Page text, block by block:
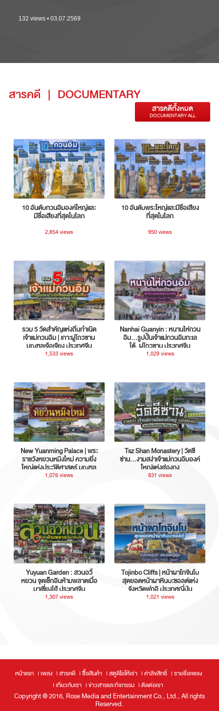
132 views • 03.07.2569
สารคดี | DOCUMENTARY
สารคดีทั้งหมด
DOCUMENTARY ALL
10 อันดับกวนอิมองค์ใหญ่และ
มีชื่อเสียงที่สุดในโลก
2,854 views
10 อันดับพระใหญ่และมีชื่อเสียง
ที่สุดในโลก
950 views
รวม 5 วัดสำคัญแห่งถิ่นกำเนิด
เจ้าแม่กวนอิม | เกาะผู่โถวซาน
มณฑลเจ้อเจียง ประเทศจีน
1,533 views
Nanhai Guanyin : หนานไห่กวน
อิม...รูปปั้นเจ้าแม่กวนอิมทะเล
ใต้, ผู่โถวซาน ประเทศจีน
1,029 views
New Yuanming Palace | พระ
ราชวังหยวนหมิงใหม่ ความยิ่ง
ใหญ่แห่งประวัติศาสตร์ มณฑล
กวางตุ้ง ประเทศจีน
1,076 views
Tsz Shan Monastery | วัดซี
ซ่าน…งามสง่าเจ้าแม่กวนอิมองค์
ใหญ่แห่งฮ่องกง
831 views
Yuyuan Garden : สวนอวี้
หยวน จุดเช็กอินห้ามพลาดเมื่อ
มาเซี่ยงไฮ้ ประเทศจีน
1,307 views
Tojinbo Cliffs | หน้าผาโทจินโบ
สุดยอดหน้าผาหินบะซอลต์แห่ง
จังหวัดฟุกุอิ ประเทศญี่ปุ่น
1,021 views
หน้าแรก เพลง สารคดี ซื้อสินค้า สตูดิโอให้เช่า ค่าลิขสิทธิ์
รายชื่อเพลง
เกี่ยวกับเรา
ข่าวสารและกิจกรรม ติดต่อเรา
Copyright ® 2016, Rose Media and Entertainment Co., Ltd., All rights
Reserved.